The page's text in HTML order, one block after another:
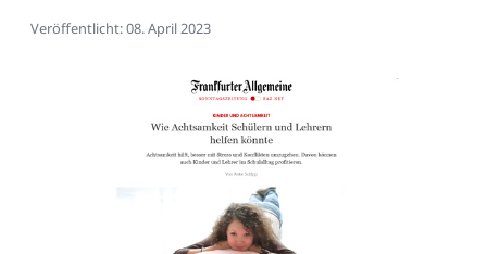
Details
Veröffentlicht: 08. April 2023